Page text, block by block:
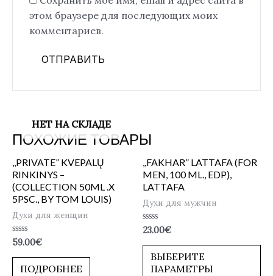
этом браузере для последующих моих
комментариев.
ПОХОЖИЕ ТОВАРЫ
НЕТ НА СКЛАДЕ
,,PRIVATE” KVEPALŲ
RINKINYS –
(COLLECTION 50ML .X
5PSC., BY TOM LOUIS)
Духи для женщин
Оценка
из
59.00€
ПОДРОБНЕЕ
,,FAKHAR” LATTAFA (FOR
MEN, 100 ML., EDP),
LATTAFA
Духи для мужчин
Оценка
из
23.00€
ВЫБЕРИТЕ
ПАРАМЕТРЫ